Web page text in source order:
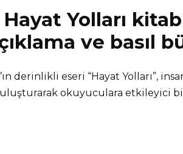
Hayat Yolları
ve basıl
derinlikli eseri “Hayat Yolları”,
okuyuculara etkileyici